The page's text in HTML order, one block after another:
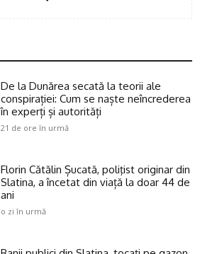
De la Dunărea secată la teorii ale
conspirației: Cum se naște neîncrederea
în experți și autorități
21 de ore în urmă
Florin Cătălin Șucată, poliţist originar din
Slatina, a încetat din viață la doar 44 de
ani
o zi în urmă